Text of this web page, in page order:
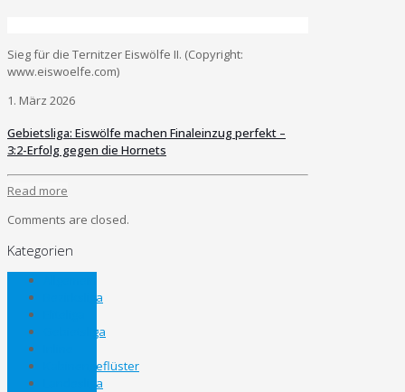
Sieg für die Ternitzer Eiswölfe II. (Copyright:
www.eiswoelfe.com)
1. März 2026
Gebietsliga: Eiswölfe machen Finaleinzug perfekt –
3:2-Erfolg gegen die Hornets
Read more
Comments are closed.
Kategorien
Bezirksliga
Gebietsliga
Kabinengeflüster
Landesliga